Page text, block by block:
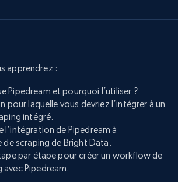
apprendrez :
Pipedream et pourquoi l’utiliser ?
pour laquelle vous devriez l’intégrer à un
intégré.
l’intégration de Pipedream à
de scraping de Bright Data.
par étape pour créer un workflow de
Pipedream.